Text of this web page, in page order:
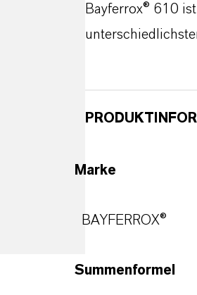
Bayferrox® 610
Marke
BAYFERROX®
Summenformel